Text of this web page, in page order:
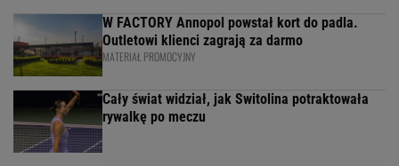
W FACTORY Annopol powstał kort do padla.
Outletowi klienci zagrają za darmo
MATERIAŁ PROMOCYJNY
Cały świat widział, jak Switolina potraktowała
rywalkę po meczu